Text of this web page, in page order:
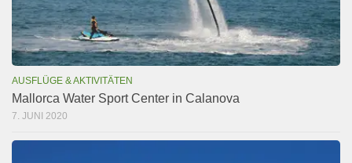
AUSFLÜGE & AKTIVITÄTEN
Mallorca Water Sport Center in Calanova
7. JUNI 2020